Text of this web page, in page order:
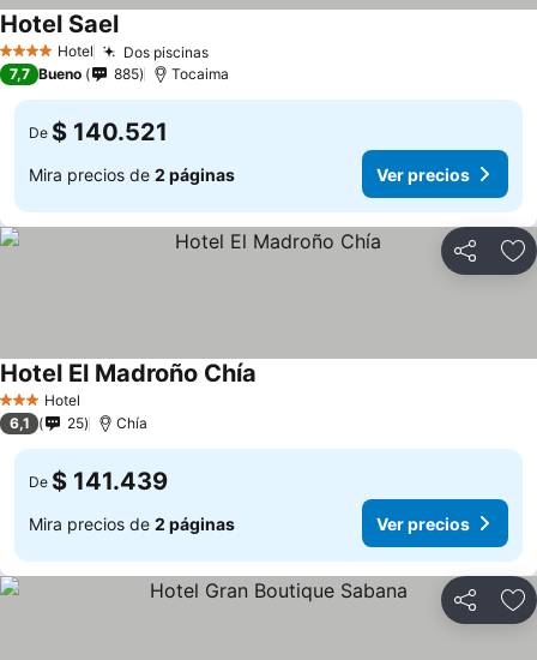
4 EstrellasHotel Dos piscinas
Hotel Sael
7,7 Bueno 885 Tocaima
De $ 140.521
Mira precios de 2 páginas Ver precios
Compartir
3 Estrellas
Hotel
Hotel El Madroño Chía
6,1 25 Chía
De $ 141.439
Mira precios de 2 páginas Ver precios
Compartir